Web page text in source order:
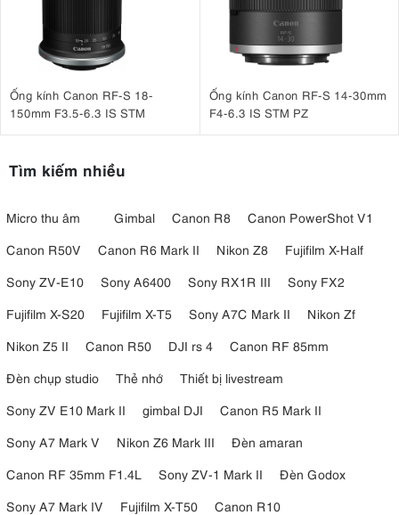
Ống kính Canon RF-S 18-
150mm F3.5-6.3 IS STM
Ống kính Canon RF-S 14-30mm
F4-6.3 IS STM PZ
Tìm kiếm nhiều
Micro thu âm Gimbal Canon R8
Canon PowerShot V1
Canon R50V
Canon R6 Mark II Nikon Z8
Fujifilm X-Half
Sony ZV-E10
Sony A6400 Sony RX1R III
Sony FX2
Fujifilm X-S20
Fujifilm X-T5 Sony A7C Mark II
Nikon Zf
Nikon Z5 II
Canon R50 DJI rs 4
Canon RF 85mm
Đèn chụp studio
Thẻ nhớ
Thiết bị livestream
Sony ZV E10 Mark II
gimbal DJI
Canon R5 Mark II
Sony A7 Mark V
Nikon Z6 Mark III
Đèn amaran
Canon RF 35mm F1.4L
Sony ZV-1 Mark II
Đèn Godox
Sony A7 Mark IV
Fujifilm X-T50
Canon R10